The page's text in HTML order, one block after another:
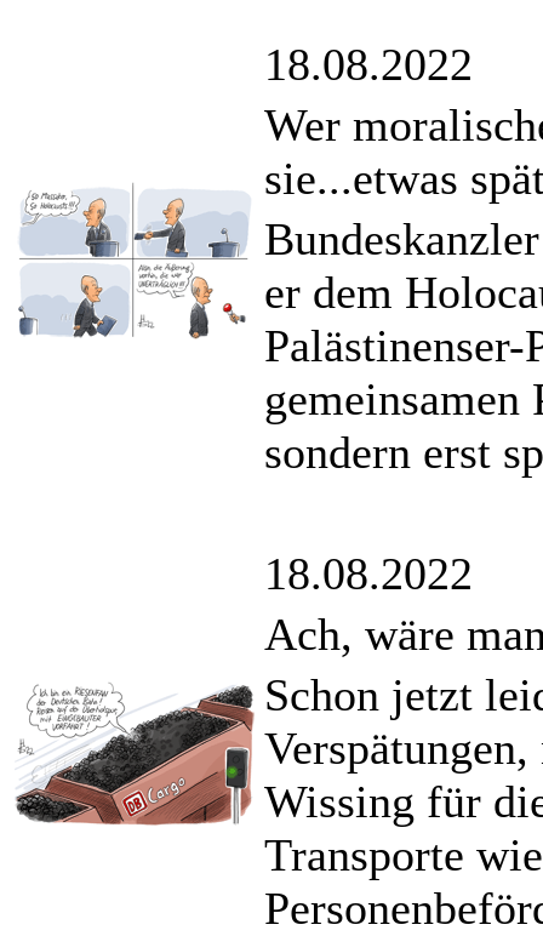
18.08.2022
Wer
sie...etwas
er dem
sondern erst
18.08.2022
Ach, wäre
Schon jetzt
Wissing für
Transporte